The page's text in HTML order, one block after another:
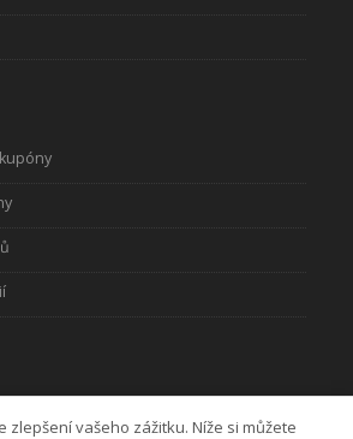
zlepšení vašeho zážitku. Níže si můžete